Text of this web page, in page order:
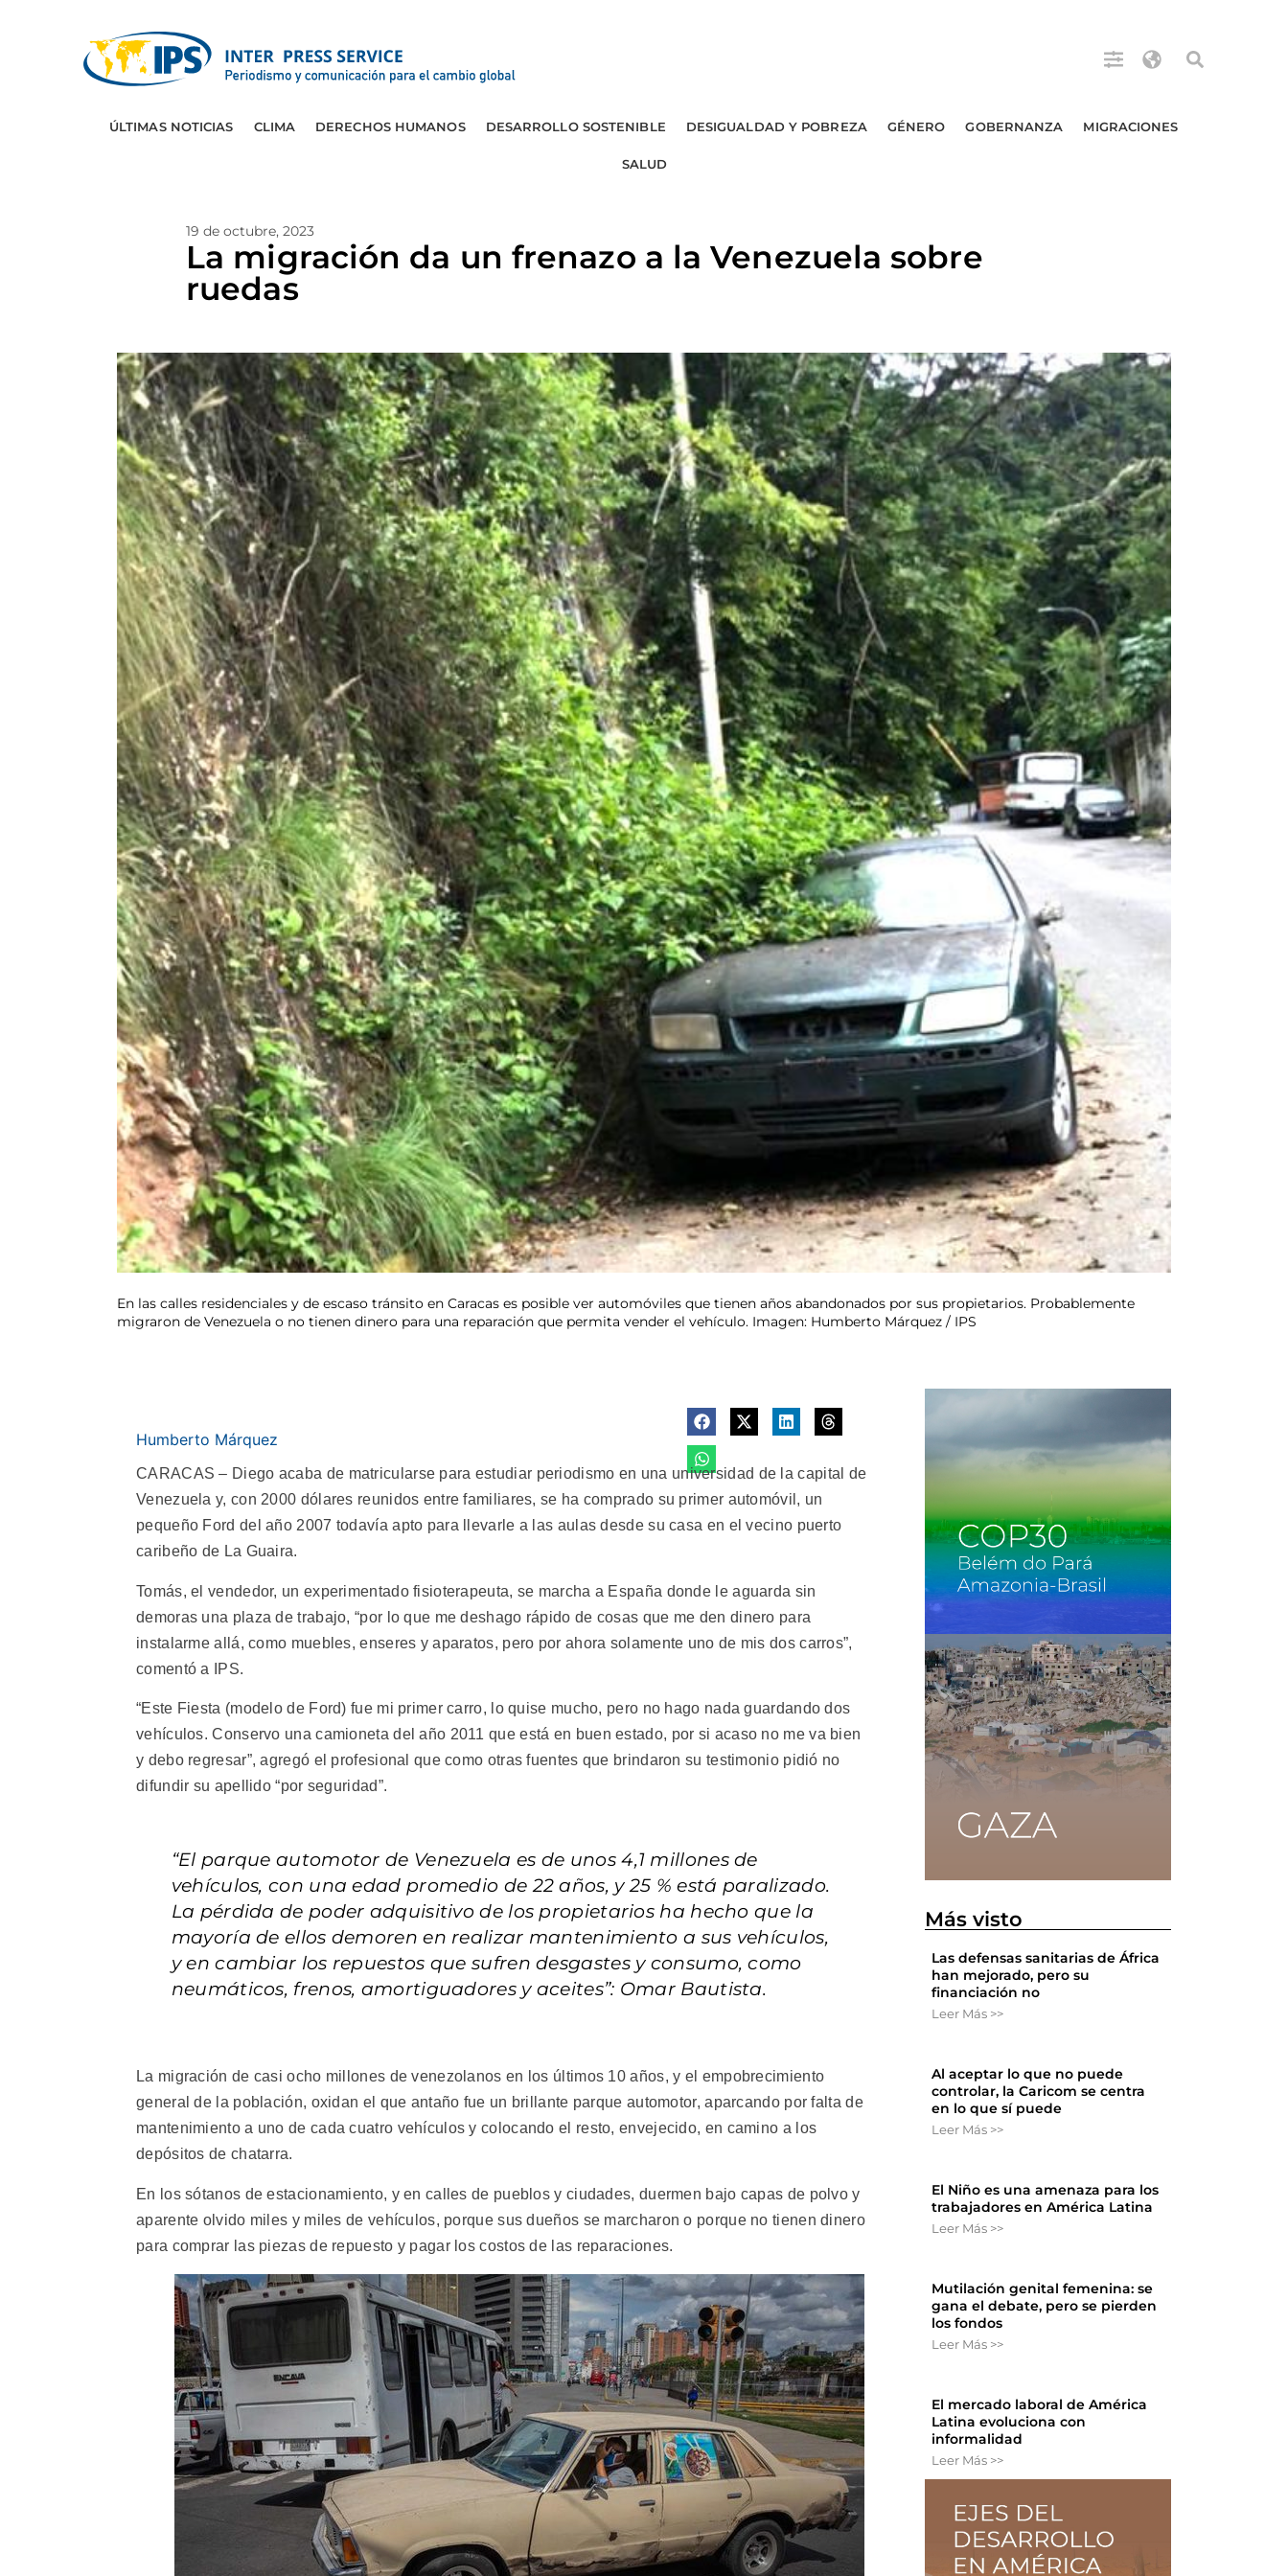
ÚLTIMAS NOTICIAS CLIMA DERECHOS HUMANOS DESARROLLO SOSTENIBLE DESIGUALDAD Y POBREZA GÉNERO GOBERNANZA MIGRACIONES
SALUD
19 de octubre, 2023
La migración da un frenazo a la Venezuela sobre
ruedas
En las calles residenciales y de escaso tránsito en Caracas es posible ver automóviles que tienen años abandonados por sus propietarios. Probablemente
migraron de Venezuela o no tienen dinero para una reparación que permita vender el vehículo. Imagen: Humberto Márquez / IPS
Humberto Márquez
CARACAS – Diego acaba de matricularse para estudiar periodismo en una universidad de la capital de
Venezuela y, con 2000 dólares reunidos entre familiares, se ha comprado su primer automóvil, un
pequeño Ford del año 2007 todavía apto para llevarle a las aulas desde su casa en el vecino puerto
caribeño de La Guaira.
Tomás, el vendedor, un experimentado fisioterapeuta, se marcha a España donde le aguarda sin
demoras una plaza de trabajo, “por lo que me deshago rápido de cosas que me den dinero para
instalarme allá, como muebles, enseres y aparatos, pero por ahora solamente uno de mis dos carros”,
comentó a IPS.
“Este Fiesta (modelo de Ford) fue mi primer carro, lo quise mucho, pero no hago nada guardando dos
vehículos. Conservo una camioneta del año 2011 que está en buen estado, por si acaso no me va bien
y debo regresar”, agregó el profesional que como otras fuentes que brindaron su testimonio pidió no
difundir su apellido “por seguridad”.
“El parque automotor de Venezuela es de unos 4,1 millones de
vehículos, con una edad promedio de 22 años, y 25 % está paralizado.
La pérdida de poder adquisitivo de los propietarios ha hecho que la
mayoría de ellos demoren en realizar mantenimiento a sus vehículos,
y en cambiar los repuestos que sufren desgastes y consumo, como
neumáticos, frenos, amortiguadores y aceites”: Omar Bautista.
La migración de casi ocho millones de venezolanos en los últimos 10 años, y el empobrecimiento
general de la población, oxidan el que antaño fue un brillante parque automotor, aparcando por falta de
mantenimiento a uno de cada cuatro vehículos y colocando el resto, envejecido, en camino a los
depósitos de chatarra.
En los sótanos de estacionamiento, y en calles de pueblos y ciudades, duermen bajo capas de polvo y
aparente olvido miles y miles de vehículos, porque sus dueños se marcharon o porque no tienen dinero
para comprar las piezas de repuesto y pagar los costos de las reparaciones.
Más visto
Las defensas sanitarias de África
han mejorado, pero su
financiación no
Leer Más >>
Al aceptar lo que no puede
controlar, la Caricom se centra
en lo que sí puede
Leer Más >>
El Niño es una amenaza para los
trabajadores en América Latina
Leer Más >>
Mutilación genital femenina: se
gana el debate, pero se pierden
los fondos
Leer Más >>
El mercado laboral de América
Latina evoluciona con
informalidad
Leer Más >>